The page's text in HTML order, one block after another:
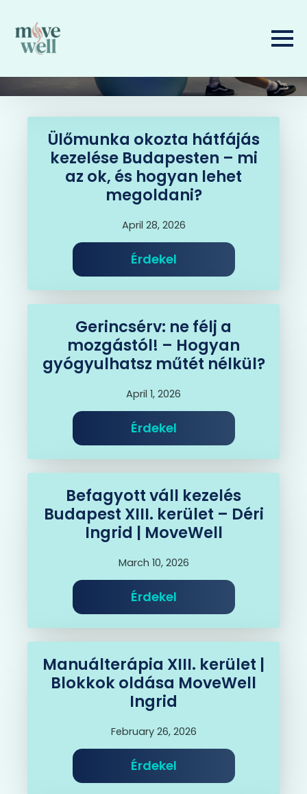
Ülőmunka okozta hátfájás
kezelése Budapesten – mi
az ok, és hogyan lehet
megoldani?
April 28, 2026
Érdekel
Gerincsérv: ne félj a
mozgástól! – Hogyan
gyógyulhatsz műtét nélkül?
April 1, 2026
Érdekel
Befagyott váll kezelés
Budapest XIII. kerület – Déri
Ingrid | MoveWell
March 10, 2026
Érdekel
Manuálterápia XIII. kerület |
Blokkok oldása MoveWell
Ingrid
February 26, 2026
Érdekel